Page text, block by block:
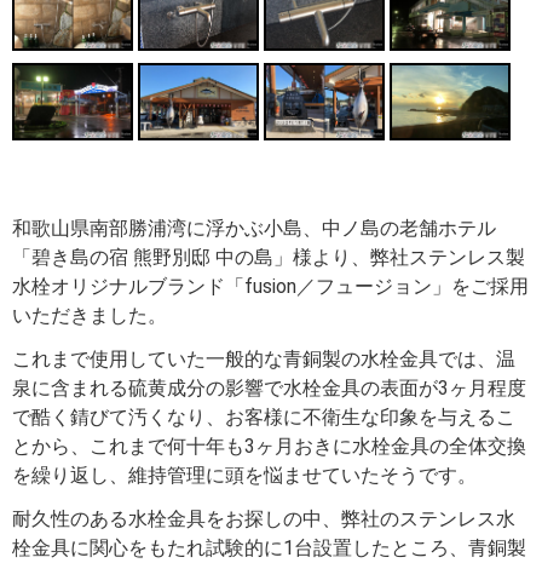
和歌山県南部勝浦湾に浮かぶ小島、中ノ島の老舗ホテル
「碧き島の宿 熊野別邸 中の島」様より、弊社ステンレス製
水栓オリジナルブランド「fusion／フュージョン」をご採用
いただきました。
これまで使用していた一般的な青銅製の水栓金具では、温
泉に含まれる硫黄成分の影響で水栓金具の表面が3ヶ月程度
で酷く錆びて汚くなり、お客様に不衛生な印象を与えるこ
とから、これまで何十年も3ヶ月おきに水栓金具の全体交換
を繰り返し、維持管理に頭を悩ませていたそうです。
耐久性のある水栓金具をお探しの中、弊社のステンレス水
栓金具に関心をもたれ試験的に1台設置したところ、青銅製